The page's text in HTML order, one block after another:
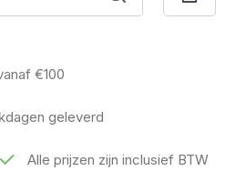
€100
geleverd
Alle prijzen zijn inclusief BTW